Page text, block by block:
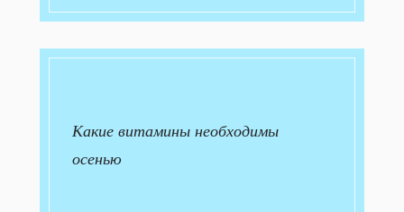
Какие витамины необходимы
осенью